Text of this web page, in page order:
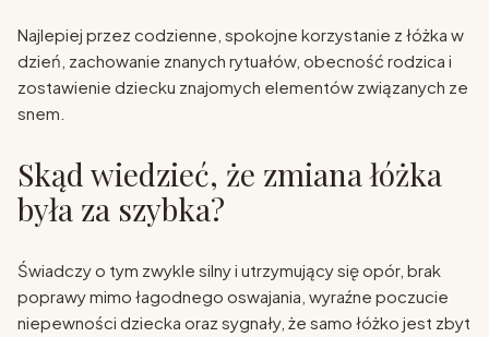
Najlepiej przez codzienne, spokojne korzystanie z łóżka w
dzień, zachowanie znanych rytuałów, obecność rodzica i
zostawienie dziecku znajomych elementów związanych ze
snem.
Skąd wiedzieć, że zmiana łóżka
była za szybka?
Świadczy o tym zwykle silny i utrzymujący się opór, brak
poprawy mimo łagodnego oswajania, wyraźne poczucie
niepewności dziecka oraz sygnały, że samo łóżko jest zbyt